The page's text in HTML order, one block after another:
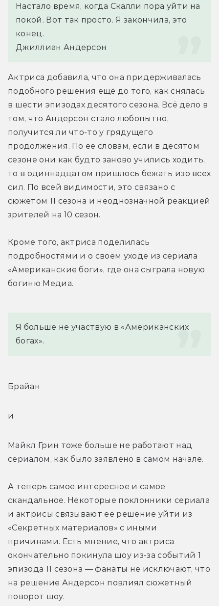
Настало время, когда Скалли пора уйти на
покой. Вот так просто. Я закончила, это
конец.
Джиллиан Андерсон
Актриса добавила, что она придерживалась
подобного решения ещё до того, как снялась
в шести эпизодах десятого сезона. Всё дело в
том, что Андерсон стало любопытно,
получится ли что-то у грядущего
продолжения. По её словам, если в десятом
сезоне они как будто заново учились ходить,
то в одиннадцатом пришлось бежать изо всех
сил. По всей видимости, это связано с
сюжетом 11 сезона и неоднозначной реакцией
зрителей на 10 сезон.
Кроме того, актриса поделилась
подробностями и о своём уходе из сериала
«Американские боги», где она сыграла новую
богиню Медиа.
Я больше не участвую в «Американских
богах».
Брайан
и
Майкл Грин тоже больше не работают над
сериалом, как было заявлено в самом начале.
А теперь самое интересное и самое
скандальное. Некоторые поклонники сериала
и актрисы связывают её решение уйти из
«Секретных материалов» с иными
причинами. Есть мнение, что актриса
окончательно покинула шоу из-за событий 1
эпизода 11 сезона — фанаты не исключают, что
на решение Андерсон повлиял сюжетный
поворот шоу.